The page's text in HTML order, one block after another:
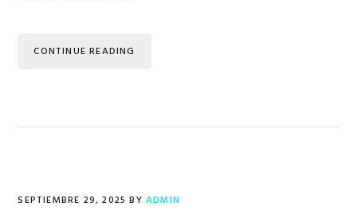
CONTINUE READING
SEPTIEMBRE 29, 2025 BYADMIN